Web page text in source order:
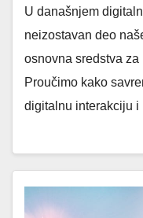
U današnjem
neizostavan deo
osnovna sredstva
Proučimo kako
digitalnu interakciju